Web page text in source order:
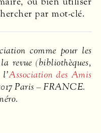
par mot-clé.
comme pour les
revue (bibliothèques,
Association des Amis
Paris –FRANCE.